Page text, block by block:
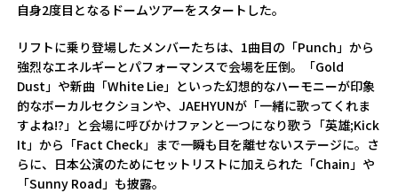
自身2度目となるドームツアーをスタートした。
リフトに乗り登場したメンバーたちは、1曲目の「Punch」から
強烈なエネルギーとパフォーマンスで会場を圧倒。「Gold
Dust」や新曲「White Lie」といった幻想的なハーモニーが印象
的なボーカルセクションや、JAEHYUNが「一緒に歌ってくれま
すよね!?」と会場に呼びかけファンと一つになり歌う「英雄;Kick
It」から「Fact Check」まで一瞬も目を離せないステージに。さ
らに、日本公演のためにセットリストに加えられた「Chain」や
「Sunny Road」も披露。